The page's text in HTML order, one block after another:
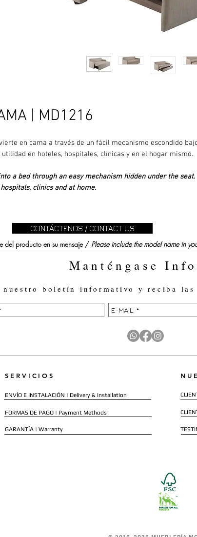
| MD1216
en cama a través de un fácil mecanismo escondido
utilidad en hoteles, hospitales, clínicas y en el hogar mismo.
a bed through an easy mechanism hidden under the seat.
clinics and at home.
CONTÁCTENOS / CONTACT US
del producto en su mensaje / Please include the model name in
Manténgase
nuestro boletín informativo y reciba
SERVICIOS
ENVÍO E INSTALACIÓN | Delivery & Installation
FORMAS DE PAGO | Payment Methods
GARANTÍA | Warranty